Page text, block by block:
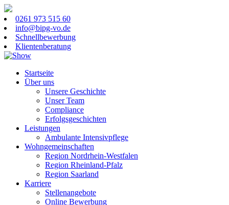
0261 973 515 60
info@bipg-vo.de
Schnellbewerbung
Klientenberatung
Startseite
Über uns
Unsere Geschichte
Unser Team
Compliance
Erfolgsgeschichten
Leistungen
Ambulante Intensivpflege
Wohngemeinschaften
Region Nordrhein-Westfalen
Region Rheinland-Pfalz
Region Saarland
Karriere
Stellenangebote
Online Bewerbung